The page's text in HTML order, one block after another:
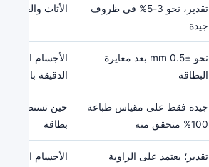
تقدير، نحو 3-5% في ظروف
جيدة
الأثاث والغرف
نحو ±0.5 mm بعد معايرة
البطاقة
الأجسام
الدقيقة
جيدة فقط على مقياس طباعة
100% متحقق منه
حين تستطيع
بطاقة
تقدير؛ يعتمد على الزاوية
الأجسام التي لا